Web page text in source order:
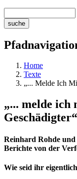
Home
Texte
„... Melde Ich
„... melde ich
Geschädigter“
Reinhard Rohde
Berichte von der
Wie seid ihr